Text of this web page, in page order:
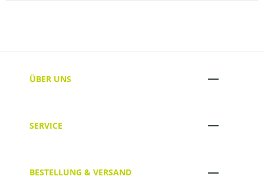
ÜBER UNS
SERVICE
BESTELLUNG & VERSAND